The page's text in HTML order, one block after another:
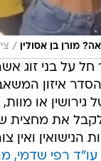
מורן בן אסולין /
חל על בני זוג
את הסדר איזון
או
את מחצית
ואין
עו"ד רפי שדמי,